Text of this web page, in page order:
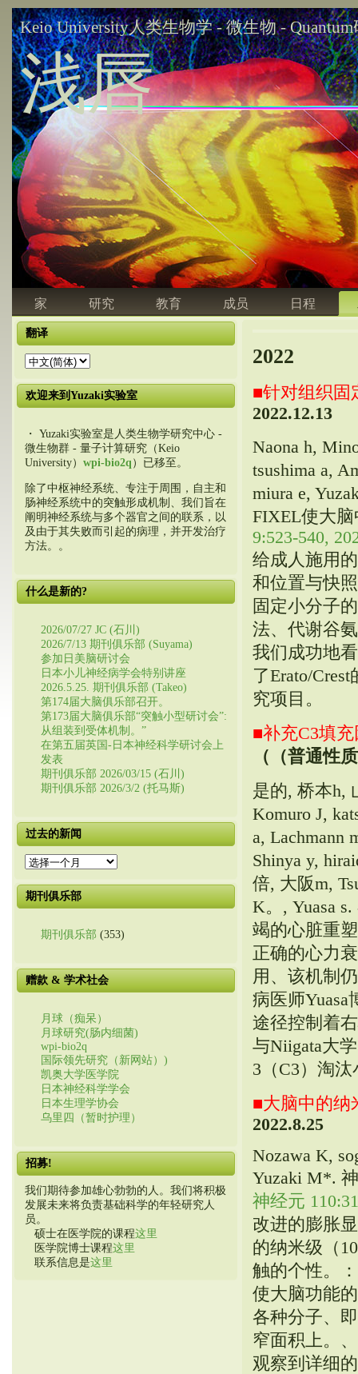
Keio University人类生物学 - 微生物 -
浅唇
家 研究 教育 成员 日程
翻译
欢迎来到Yuzaki实验室
・ Yuzaki实验室是人类生物学研究中心 -
微生物群 - 量子计算研究（Keio
University） wpi-bio2q ）已移至。
除了中枢神经系统、专注于周围，自主和
肠神经系统中的突触形成机制、我们旨在
阐明神经系统与多个器官之间的联系，以
及由于其失败而引起的病理，并开发治疗
方法。。
什么是新的?
2026/07/27 JC (石川)
2026/7/13 期刊俱乐部 (Suyama)
参加日美脑研讨会
日本小儿神经病学会特别讲座
2026.5.25. 期刊俱乐部 (Takeo)
第174届大脑俱乐部召开。
第173届大脑俱乐部“突触小型研讨会”:
从组装到受体机制。”
在第五届英国-日本神经科学研讨会上
发表
期刊俱乐部 2026/03/15 (石川)
期刊俱乐部 2026/3/2 (托马斯)
过去的新闻
过
的
新
期刊俱乐部
期刊俱乐部 (353)
赠款 & 学术社会
月球（痴呆）
月球研究(肠内细菌)
wpi-bio2q
国际领先研究（新网站）)
凯奥大学医学院
日本神经科学学会
日本生理学协会
乌里四（暂时护理）
招募!
我们期待参加雄心勃勃的人。我们将积极
发展未来将负责基础科学的年轻研究人
员。
硕士在医学院的课程这里
医学院博士课程这里
联系信息是这里
2022
■针对组织固
2022.12.13
Naona h,
tsushima a,
miura e,
FIXEL使大
9:523-540,
给成人施用
和位置与快
固定小分子
法、代谢谷
我们成功地
了Erato/
究项目。
■补充C3填
（（普通性
是的, 桥本h,
Komuro J,
a, Lachmann
Shinya y,
倍, 大阪m,
K。, Yuasa
竭的心脏重
正确的心力
用、该机制
病医师
途径控制着
与Niigata大
3（C3）淘
■大脑中的纳
2022.8.25
Nozawa K,
Yuzaki M*.
神经元
改进的膨胀
的纳米级（
触的个性。
使大脑功能
各种分子、
窄面积上。
观察到详细